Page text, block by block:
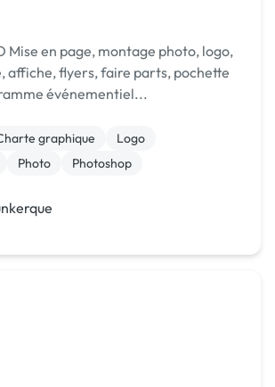
Mise en page, montage photo, logo,
affiche, flyers, faire parts, pochette
événementiel...
graphique
Logo
Photo Photoshop